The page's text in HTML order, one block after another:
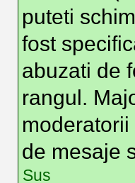
puteti
fost
abuzati de
rangul.
de mesaje
Sus